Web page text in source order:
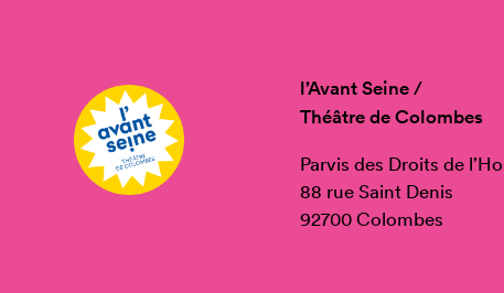
l’Avant Seine /
Théâtre de Colombes
Parvis des Droits de
88 rue Saint Denis
92700 Colombes